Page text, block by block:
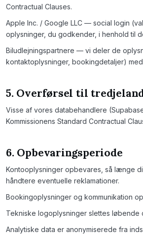
Contractual Clauses.
Apple Inc. / Google LLC — social login
oplysninger, du godkender, i henhold til
Biludlejningspartnere — vi deler de
kontaktoplysninger, bookingdetaljer)
5. Overførsel til
Visse af vores databehandlere
Kommissionens Standard Contractual
6. Opbevaringsperiode
Kontooplysninger opbevares, så længe
håndtere eventuelle reklamationer.
Bookingoplysninger og kommunikation
Tekniske logoplysninger slettes
Analytiske data er anonymiserede fra